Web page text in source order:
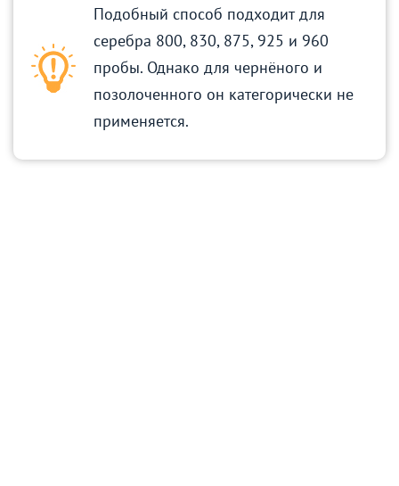
Подобный способ подходит для
серебра 800, 830, 875, 925 и 960
пробы. Однако для чернёного и
позолоченного он категорически не
применяется.